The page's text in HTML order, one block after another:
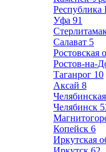
Республика
Уфа 91
Салават 5
Ростовская
Ростов-на-
Таганрог 10
Аксай 8
Челябинск
Копейск 6
Иркутская